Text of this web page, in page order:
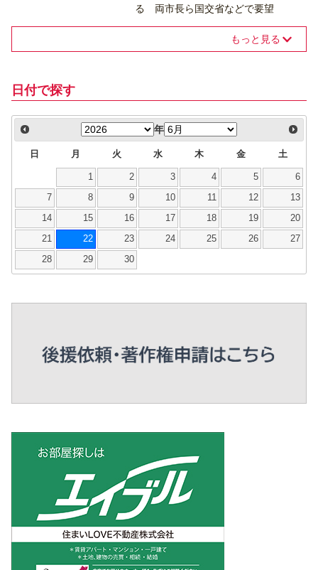
る 両市長ら国交省などで要望
もっと見る
日付で探す
年
日 月 火 水 木 金 土
1 2 3 4 5 6
7 8 9 10 11 12 13
14 15 16 17 18 19 20
21 22 23 24 25 26 27
28 29 30